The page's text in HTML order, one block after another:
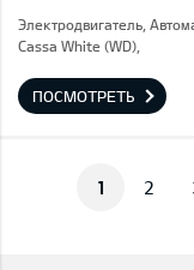
Электродвигатель,
Cassa White (WD),
ПОСМОТРЕТЬ
1 2